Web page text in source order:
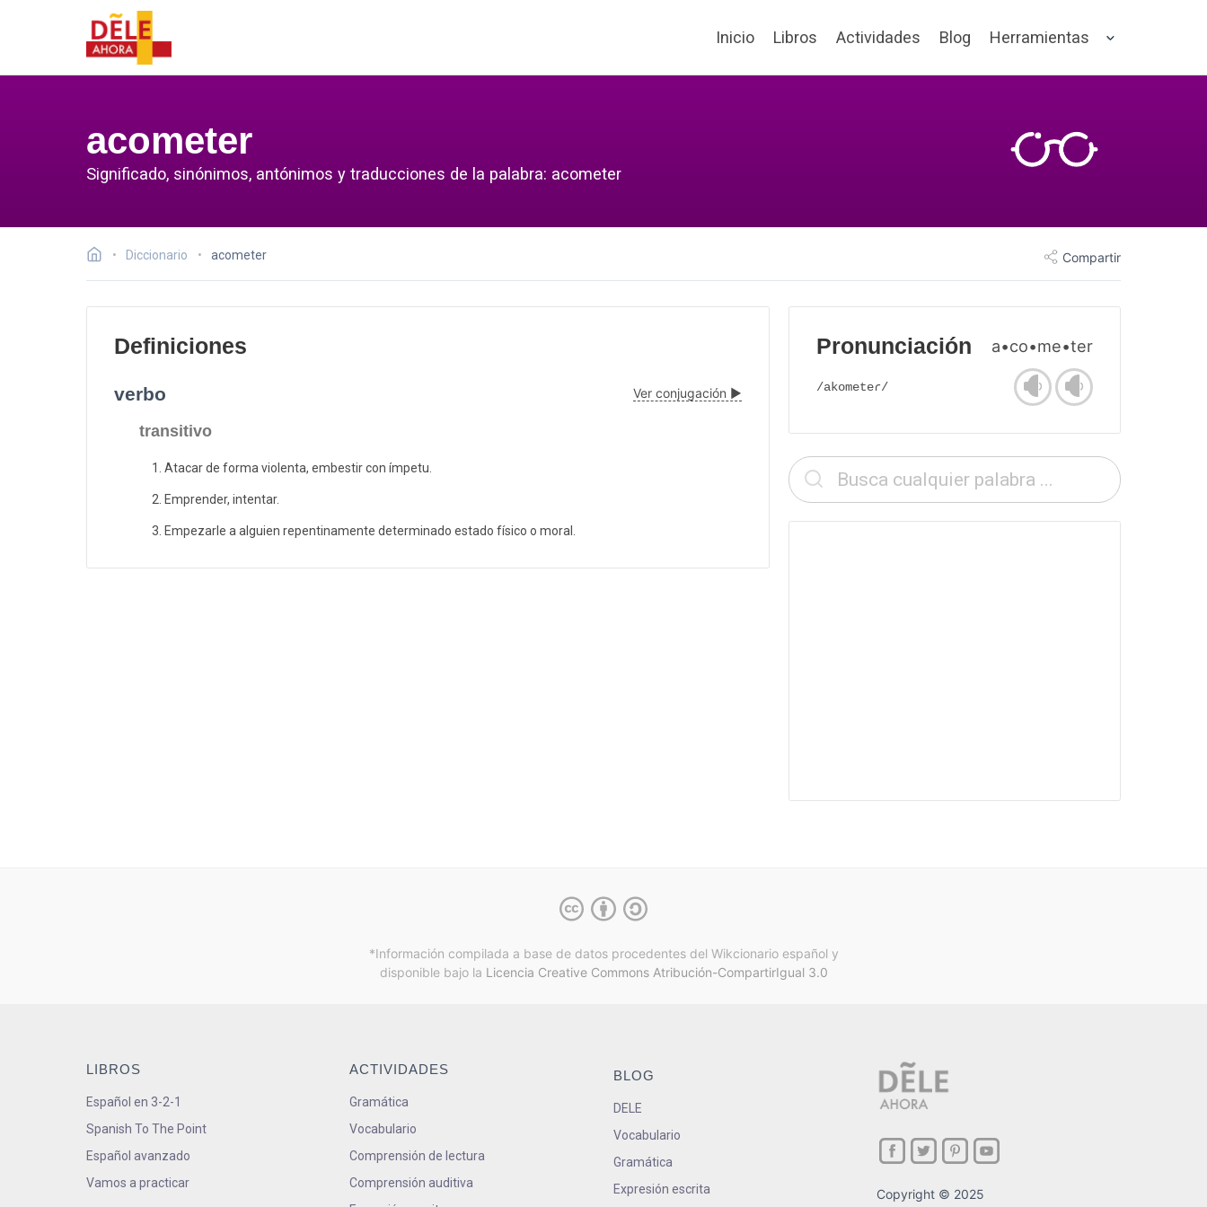
Inicio Libros Actividades Blog Herramientas
acometer
Significado, sinónimos, antónimos y traducciones de la palabra: acometer
Diccionario acometer Compartir
Definiciones
verbo Ver conjugación ▶
transitivo
Atacar de forma violenta, embestir con ímpetu.
Emprender, intentar.
Empezarle a alguien repentinamente determinado estado físico o moral.
Pronunciación a•co•me•ter
/akometeɾ/
*Información compilada a base de datos procedentes del Wikcionario español y
disponible bajo la Licencia Creative Commons Atribución-CompartirIgual 3.0
LIBROS
Español en 3-2-1
Spanish To The Point
Español avanzado
Vamos a practicar
ACTIVIDADES
Gramática
Vocabulario
Comprensión de lectura
Comprensión auditiva
BLOG
DELE
Vocabulario
Gramática
Expresión escrita
Copyright © 2025